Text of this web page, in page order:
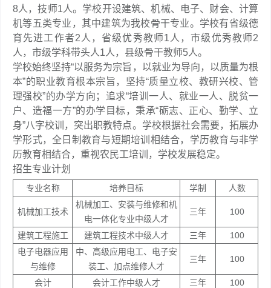
8人，技师1人。学校开设建筑、机械、电子、财会、计算
机等五类专业，其中建筑为我校骨干专业。学校有省级德
育先进工作者2人，省级优秀教师1人，市级优秀教师2
人，市级学科带头人1人，县级骨干教师5人。
学校始终坚持“以服务为宗旨，以就业为导向，以质量为根
本”的职业教育根本宗旨，坚持“质量立校、教研兴校、管
理强校”的办学方向；追求“培训一人、就业一人、脱贫一
户、造福一方”的办学目标，秉承“砺志、正心、勤学、立
身”八字校训，突出职教特点。学校根据社会需要，拓展办
学形式，全日制教育与短期培训相结合，学历教育与非学
历教育相结合，重视农民工培训，学校发展稳定。
招生专业计划
专业名称 培养目标 学制 人数
机械加工技术
机械加工、安装与维修和机
电一体化专业中级人才
三年 100
建筑工程施工 建筑工程技术中级人才 三年
100
电子电器应用
与维修
中、高级应用电工、电子安
装工、加点维修人才
三年 100
会计 会计工作中级人才 三年 100